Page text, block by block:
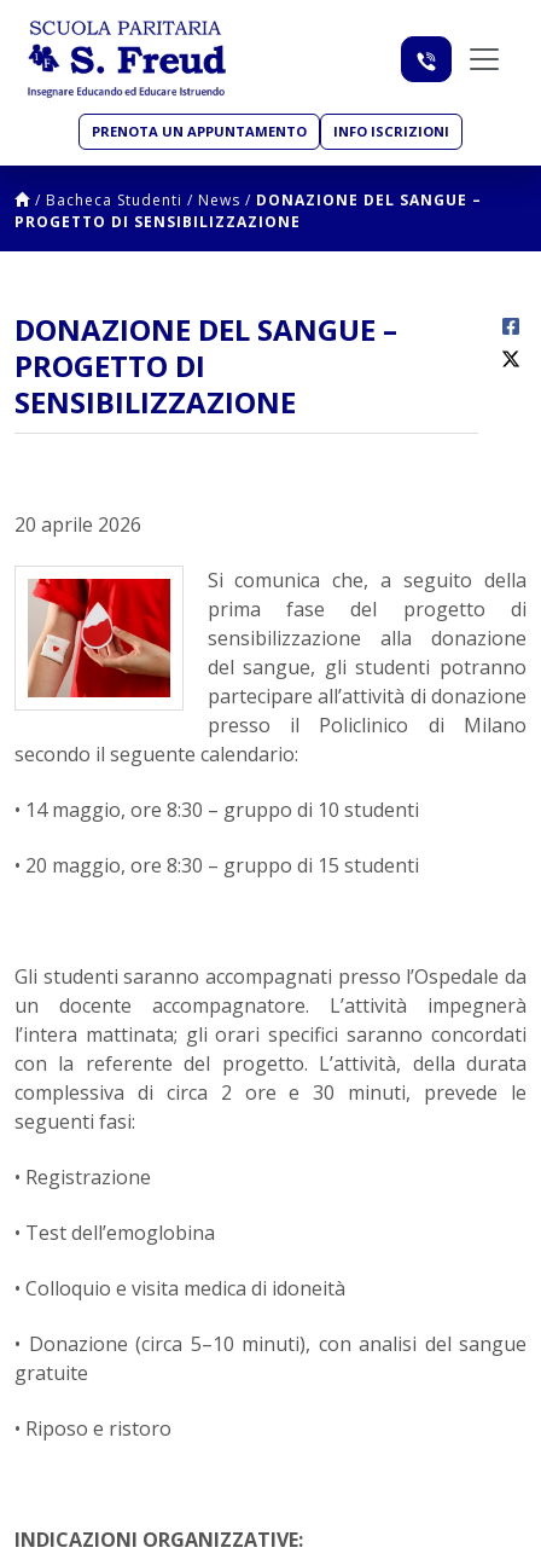
PRENOTA UN APPUNTAMENTO INFO ISCRIZIONI
/ Bacheca Studenti / News / DONAZIONE DEL SANGUE –
PROGETTO DI SENSIBILIZZAZIONE
DONAZIONE DEL SANGUE –
PROGETTO DI
SENSIBILIZZAZIONE
20 aprile 2026
Si comunica che, a seguito della
prima fase del progetto di
sensibilizzazione alla donazione
del sangue, gli studenti potranno
partecipare all’attività di donazione
presso il Policlinico di Milano
secondo il seguente calendario:
• 14 maggio, ore 8:30 – gruppo di 10 studenti
• 20 maggio, ore 8:30 – gruppo di 15 studenti
Gli studenti saranno accompagnati presso l’Ospedale da
un docente accompagnatore. L’attività impegnerà
l’intera mattinata; gli orari specifici saranno concordati
con la referente del progetto. L’attività, della durata
complessiva di circa 2 ore e 30 minuti, prevede le
seguenti fasi:
• Registrazione
• Test dell’emoglobina
• Colloquio e visita medica di idoneità
• Donazione (circa 5–10 minuti), con analisi del sangue
gratuite
• Riposo e ristoro
INDICAZIONI ORGANIZZATIVE: